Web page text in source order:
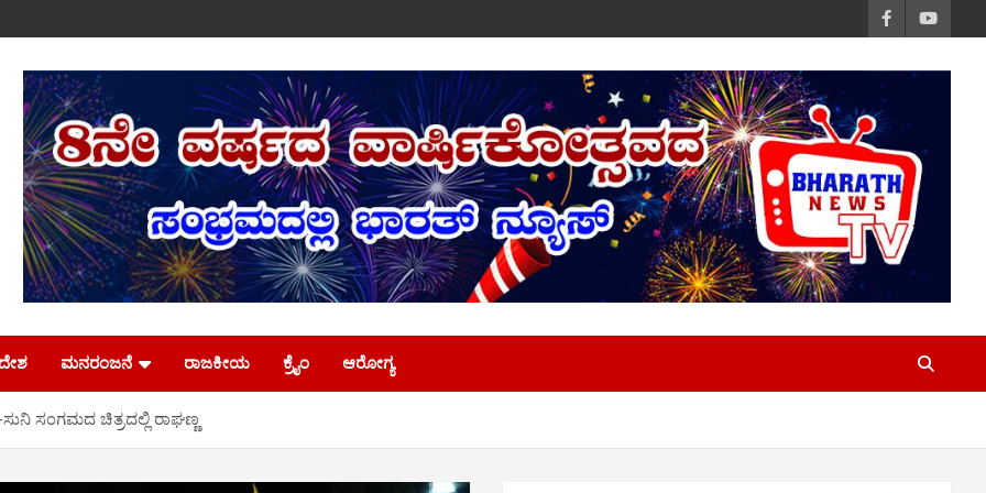
ಮನರಂಜನೆ ರಾಜಕೀಯ ಕ್ರೈಂ ಆರೋಗ್ಯ
ಸಂಗಮದ ಚಿತ್ರದಲ್ಲಿ ರಾಘಣ್ಣ